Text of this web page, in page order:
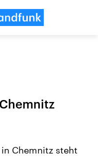
Chemnitz steht